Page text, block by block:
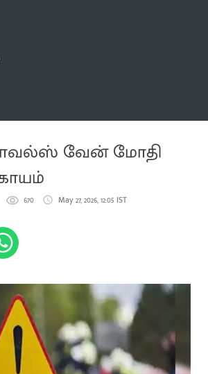
வேன் மோதி
670 May 27, 2026, 12:05 IST